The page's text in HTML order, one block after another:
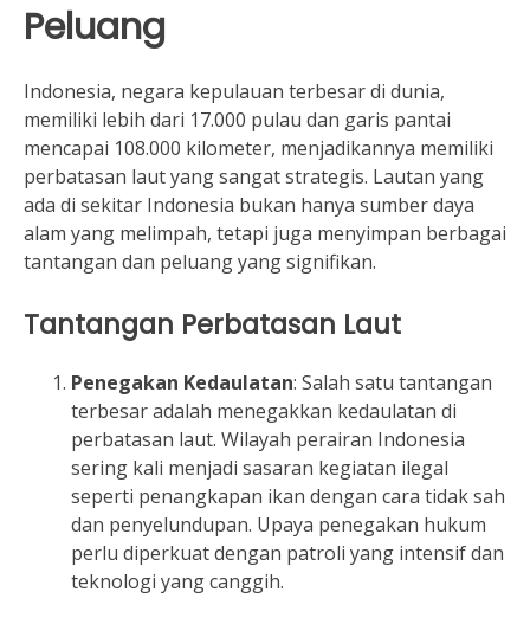
Peluang
Indonesia, negara kepulauan terbesar di dunia,
memiliki lebih dari 17.000 pulau dan garis pantai
mencapai 108.000 kilometer, menjadikannya memiliki
perbatasan laut yang sangat strategis. Lautan yang
ada di sekitar Indonesia bukan hanya sumber daya
alam yang melimpah, tetapi juga menyimpan berbagai
tantangan dan peluang yang signifikan.
Tantangan Perbatasan Laut
Penegakan Kedaulatan: Salah satu tantangan
terbesar adalah menegakkan kedaulatan di
perbatasan laut. Wilayah perairan Indonesia
sering kali menjadi sasaran kegiatan ilegal
seperti penangkapan ikan dengan cara tidak sah
dan penyelundupan. Upaya penegakan hukum
perlu diperkuat dengan patroli yang intensif dan
teknologi yang canggih.